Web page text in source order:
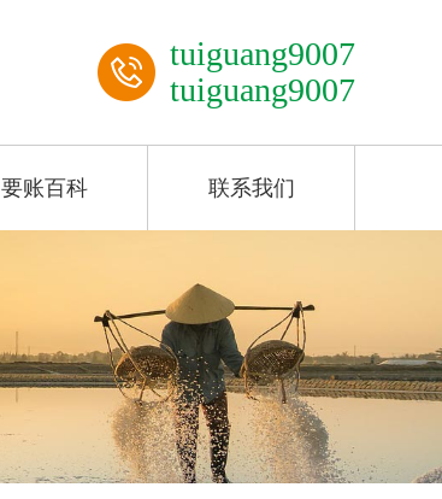
tuiguang9007
tuiguang9007
要账百科 联系我们